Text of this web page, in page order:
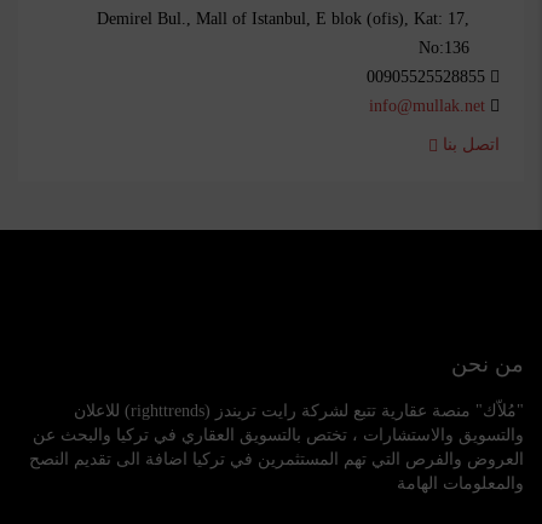
Demirel Bul., Mall of Istanbul, E blok (ofis), Kat: 17,
No:136
info@mullak.net
اتصل بنا
من نحن
"مُلاّك" منصة عقارية تتبع لشركة رايت تريندز (righttrends) للاعلان
والتسويق والاستشارات ، تختص بالتسويق العقاري في تركيا والبحث عن
العروض والفرص التي تهم المستثمرين في تركيا اضافة الى تقديم النصح
والمعلومات الهامة